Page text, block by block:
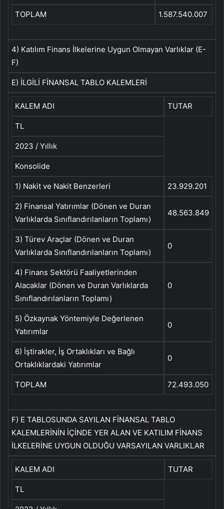
TOPLAM 1.587.540.007
4) Katılım Finans İlkelerine Uygun Olmayan Varlıklar (E-
F)
E) İLGİLİ FİNANSAL TABLO KALEMLERİ
KALEM ADI TUTAR
TL
2023 / Yıllık
Konsolide
1) Nakit ve Nakit Benzerleri 23.929.201
2) Finansal Yatırımlar (Dönen ve Duran
Varlıklarda Sınıflandırılanların Toplamı)
48.563.849
3) Türev Araçlar (Dönen ve Duran
Varlıklarda Sınıflandırılanların Toplamı)
0
4) Finans Sektörü Faaliyetlerinden
Alacaklar (Dönen ve Duran Varlıklarda
Sınıflandırılanların Toplamı)
0
5) Özkaynak Yöntemiyle Değerlenen
Yatırımlar
0
6) İştirakler, İş Ortaklıkları ve Bağlı
Ortaklıklardaki Yatırımlar
0
TOPLAM 72.493.050
F) E TABLOSUNDA SAYILAN FİNANSAL TABLO
KALEMLERİNİN İÇİNDE YER ALAN VE KATILIM FİNANS
İLKELERİNE UYGUN OLDUĞU VARSAYILAN VARLIKLAR
KALEM ADI TUTAR
TL